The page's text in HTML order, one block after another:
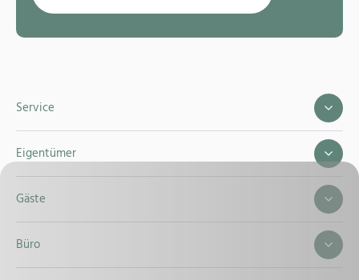
Service
Eigentümer
Gäste
Büro